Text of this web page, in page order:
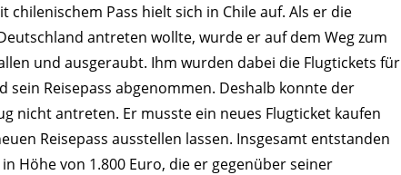
chilenischem Pass hielt sich in Chile auf. Als er die
antreten wollte, wurde er auf dem Weg zum
und ausgeraubt. Ihm wurden dabei die Flugtickets für
sein Reisepass abgenommen. Deshalb konnte der
nicht antreten. Er musste ein neues Flugticket kaufen
Reisepass ausstellen lassen. Insgesamt entstanden
Höhe von 1.800 Euro, die er gegenüber seiner